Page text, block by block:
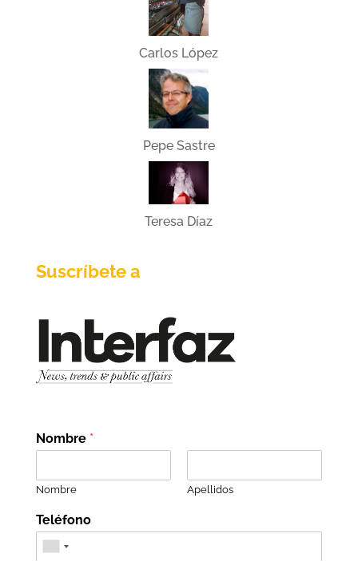
Carlos López
Pepe Sastre
Teresa Díaz
Suscríbete a
Nombre *
Nombre Apellidos
Teléfono